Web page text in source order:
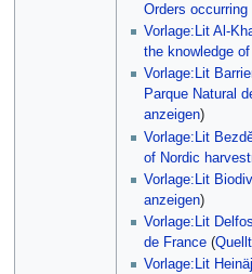
Orders
Vorlage:Lit Al-
the knowledge
Vorlage:Lit
Parque Natural
anzeigen)
Vorlage:Lit
of Nordic
Vorlage:Lit
anzeigen)
Vorlage:Lit
de France (
Vorlage:Lit